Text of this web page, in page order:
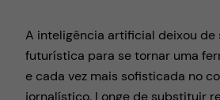
A inteligência artificial deixou de
futurística para se tornar uma
e cada vez mais sofisticada no
jornalístico. Longe de substituir